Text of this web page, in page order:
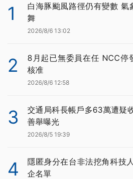
1
白海豚颱風路徑仍有變數 氣
舞
2026/8/6 13:02
2
8月起已無委員在任 NCC停
核准
2026/8/6 12:58
3
交通局科長帳戶多63萬遭疑
善舉曝光
2026/8/5 19:39
4
隱匿身分在台非法挖角科技
企名單